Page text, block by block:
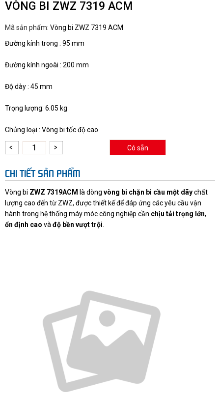
VÒNG BI ZWZ 7319 ACM
Mã sản phẩm: Vòng bi ZWZ 7319 ACM
Đường kính trong : 95 mm
Đường kính ngoài : 200 mm
Độ dày : 45 mm
Trọng lượng: 6.05 kg
Chủng loại : Vòng bi tốc độ cao
Có sẵn
CHI TIẾT SẢN PHẨM
Vòng bi ZWZ 7319ACM là dòng vòng bi chặn bi cầu một dãychất
lượng cao đến từ ZWZ, được thiết kế để đáp ứng các yêu cầu vận
hành trong hệ thống máy móc công nghiệp cần chịu tải trọng lớn,
ổn định cao và độ bền vượt trội